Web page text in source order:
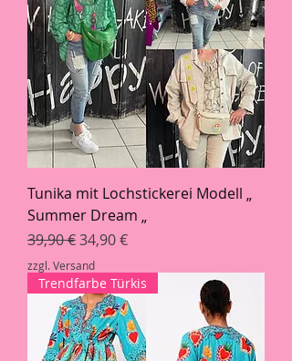
Tunika mit Lochstickerei Modell „
Summer Dream „
Standardpreis
39,90 €Sale-Preis
34,90 €
zzgl. Versand
Trendfarbe Türkis